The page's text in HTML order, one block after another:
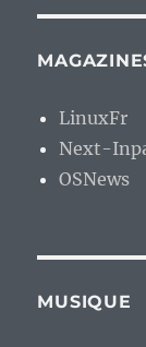
LinuxFr
Next-
OSNews
MUSIQUE